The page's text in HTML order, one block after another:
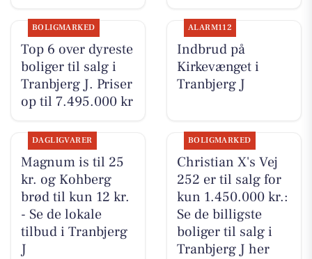
BOLIGMARKED
Top 6 over dyreste
boliger til salg i
Tranbjerg J. Priser
op til 7.495.000 kr
ALARM112
Indbrud på
Kirkevænget i
Tranbjerg J
DAGLIGVARER
Magnum is til 25
kr. og Kohberg
brød til kun 12 kr.
- Se de lokale
tilbud i Tranbjerg
J
BOLIGMARKED
Christian X's Vej
252 er til salg for
kun 1.450.000 kr.:
Se de billigste
boliger til salg i
Tranbjerg J her